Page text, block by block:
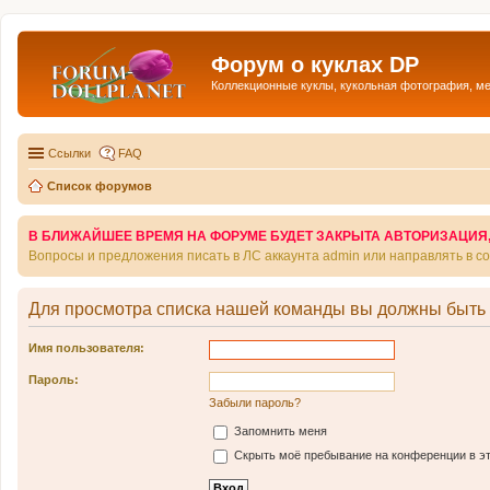
Форум о куклах DP
Коллекционные куклы, кукольная фотография,
Ссылки FAQ
Список форумов
В БЛИЖАЙШЕЕ ВРЕМЯ НА ФОРУМЕ БУДЕТ ЗАКРЫТА
Вопросы и предложения писать в ЛС аккаунта admin или направлять в
Для просмотра списка нашей команды вы должны быть
Имя пользователя:
Пароль:
Забыли пароль?
Запомнить меня
Скрыть моё пребывание на конференции в